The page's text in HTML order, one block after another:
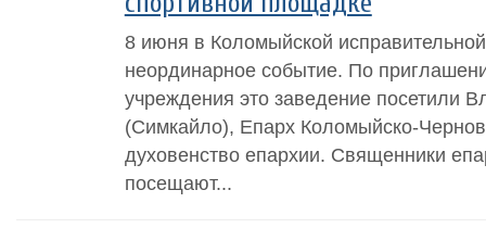
8 июня в Коломыйской
неординарное событие. По
учреждения это заведение посетили
(Симкайло), Епарх Коломыйско-
духовенство епархии. Священники
посещают...